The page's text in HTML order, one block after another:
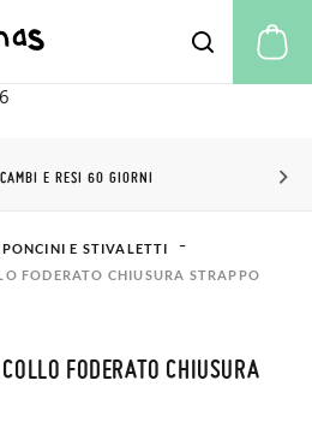
CAMBI E RESI 60 GIORNI
E STIVALETTI
FODERATO CHIUSURA STRAPPO
FODERATO CHIUSURA